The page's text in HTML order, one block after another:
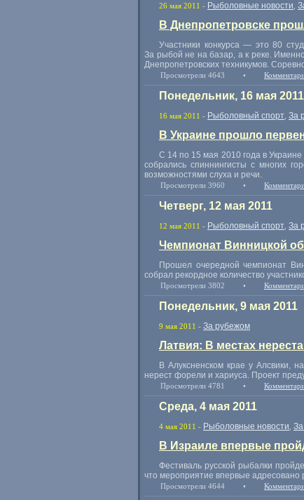
26 мая 2011 - Рыболовные новости
В Днепропетровске
Участники конкурса — это 80
За рыбой не на базар, а к реке.
Днепропетровских техникумов.
Просмотрели 4643 •
Понедельник, 16 мая 2011
16 мая 2011 - Рыболовный спорт За
В Украине прошло
С 14 по 15 мая 2010 года в
собрались спиннингисты с многих
возможностями слуха и речи.
Просмотрели 3960 •
Четверг, 12 мая 2011
12 мая 2011 - Рыболовный спорт За
Чемпионат Винницкой
Прошел очередной чемпионат
собрал рекордное количество
Просмотрели 3802 •
Понедельник, 9 мая 2011
9 мая 2011 - За рубежом
Латвия: В местах
В Алуксненском крае у Алсвики,
нерест форели и хариуса. Проект
Просмотрели 4781 •
Среда, 4 мая 2011
4 мая 2011 - Рыболовные новости
В Израиле впервые
Фестиваль русской рыбалки
что мероприятие впервые
Просмотрели 4644 •